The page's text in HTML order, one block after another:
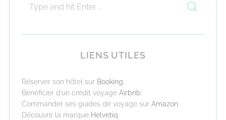
LIENS UTILES
Réserver son hôtel sur Booking.
Bénéficier d’un crédit voyage Airbnb.
Commander ses guides de voyage sur Amazon.
Découvrir la marque Helvetiq.